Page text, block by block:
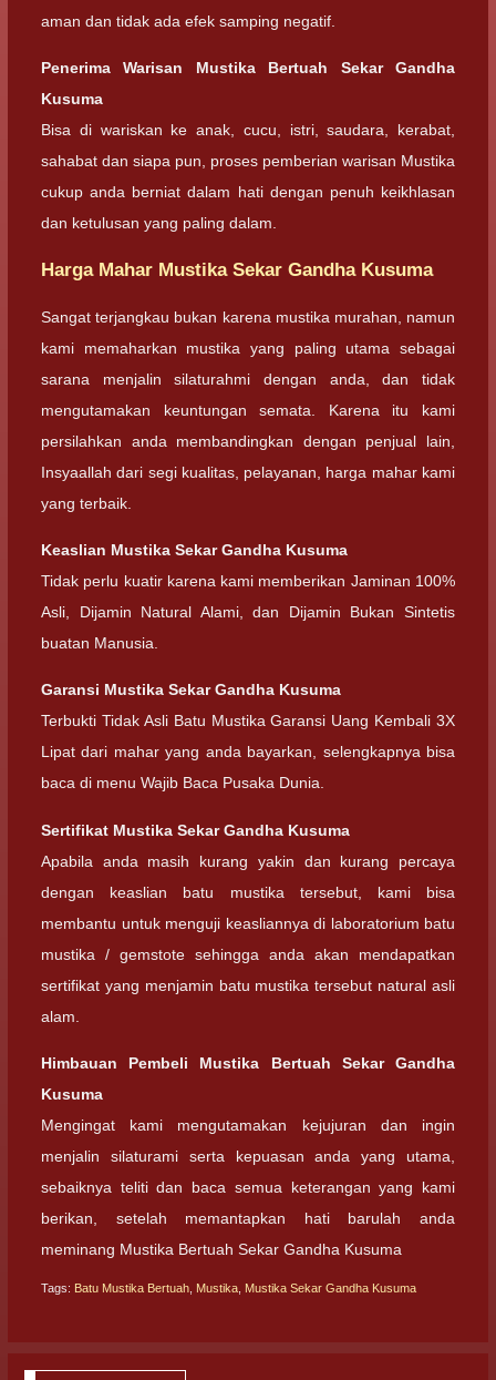
aman dan tidak ada efek samping negatif.
Penerima Warisan Mustika Bertuah Sekar Gandha
Kusuma
Bisa di wariskan ke anak, cucu, istri, saudara, kerabat,
sahabat dan siapa pun, proses pemberian warisan Mustika
cukup anda berniat dalam hati dengan penuh keikhlasan
dan ketulusan yang paling dalam.
Harga Mahar Mustika Sekar Gandha Kusuma
Sangat terjangkau bukan karena mustika murahan, namun
kami memaharkan mustika yang paling utama sebagai
sarana menjalin silaturahmi dengan anda, dan tidak
mengutamakan keuntungan semata. Karena itu kami
persilahkan anda membandingkan dengan penjual lain,
Insyaallah dari segi kualitas, pelayanan, harga mahar kami
yang terbaik.
Keaslian Mustika Sekar Gandha Kusuma
Tidak perlu kuatir karena kami memberikan Jaminan 100%
Asli, Dijamin Natural Alami, dan Dijamin Bukan Sintetis
buatan Manusia.
Garansi Mustika Sekar Gandha Kusuma
Terbukti Tidak Asli Batu Mustika Garansi Uang Kembali 3X
Lipat dari mahar yang anda bayarkan, selengkapnya bisa
baca di menu Wajib Baca Pusaka Dunia.
Sertifikat Mustika Sekar Gandha Kusuma
Apabila anda masih kurang yakin dan kurang percaya
dengan keaslian batu mustika tersebut, kami bisa
membantu untuk menguji keasliannya di laboratorium batu
mustika / gemstote sehingga anda akan mendapatkan
sertifikat yang menjamin batu mustika tersebut natural asli
alam.
Himbauan Pembeli Mustika Bertuah Sekar Gandha
Kusuma
Mengingat kami mengutamakan kejujuran dan ingin
menjalin silaturami serta kepuasan anda yang utama,
sebaiknya teliti dan baca semua keterangan yang kami
berikan, setelah memantapkan hati barulah anda
meminang Mustika Bertuah Sekar Gandha Kusuma
Tags: Batu Mustika Bertuah Mustika Mustika Sekar Gandha Kusuma